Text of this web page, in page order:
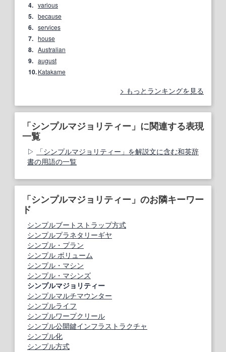
4. various
5. because
6. services
7. house
8. Australian
9. august
10.Katakame
もっとランキングを見る
「シンプルマジョリティー」に関連する表現
一覧
「シンプルマジョリティー」を解説文に含む和英辞
書の用語の一覧
「シンプルマジョリティー」のお隣キーワー
ド
シンプルブートストラップ方式
シンプルプラネタリーギヤ
シンプル・プラン
シンプル ボリューム
シンプル・マシン
シンプル・マシンズ
シンプルマジョリティー
シンプルマルチマウンター
シンプルライフ
シンプルワープクリール
シンプル公開鍵インフラストラクチャ
シンプル化
シンプル方式